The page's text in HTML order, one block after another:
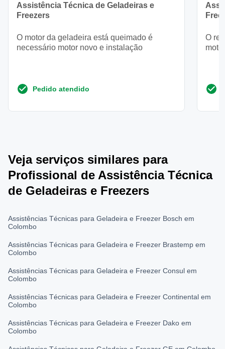
Assistência Técnica de Geladeiras e
Freezers
O motor da geladeira está queimado é
necessário motor novo e instalação
Pedido atendido
O
Veja serviços similares para
Profissional de Assistência Técnica
de Geladeiras e Freezers
Assistências Técnicas para Geladeira e Freezer Bosch em
Colombo
Assistências Técnicas para Geladeira e Freezer Brastemp em
Colombo
Assistências Técnicas para Geladeira e Freezer Consul em
Colombo
Assistências Técnicas para Geladeira e Freezer Continental em
Colombo
Assistências Técnicas para Geladeira e Freezer Dako em
Colombo